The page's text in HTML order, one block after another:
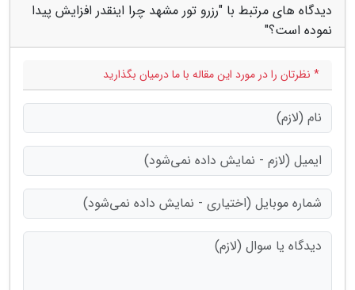
دیدگاه های مرتبط با "رزرو تور مشهد چرا اینقدر افزایش پیدا
نموده است؟"
* نظرتان را در مورد این مقاله با ما درمیان بگذارید